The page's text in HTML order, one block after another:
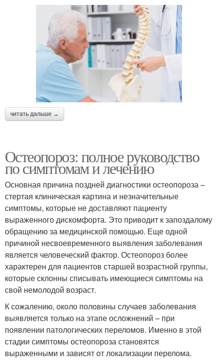
читать дальше →
Остеопороз: полное руководство
по симптомам и лечению
Основная причина поздней диагностики остеопороза –
стертая клиническая картина и незначительные
симптомы, которые не доставляют пациенту
выраженного дискомфорта. Это приводит к запоздалому
обращению за медицинской помощью. Еще одной
причиной несвоевременного выявления заболевания
является человеческий фактор. Остеопороз более
характерен для пациентов старшей возрастной группы,
которые склонны списывать имеющиеся симптомы на
свой немолодой возраст.
К сожалению, около половины случаев заболевания
выявляется только на этапе осложнений – при
появлении патологических переломов. Именно в этой
стадии симптомы остеопороза становятся
выраженными и зависят от локализации перелома.